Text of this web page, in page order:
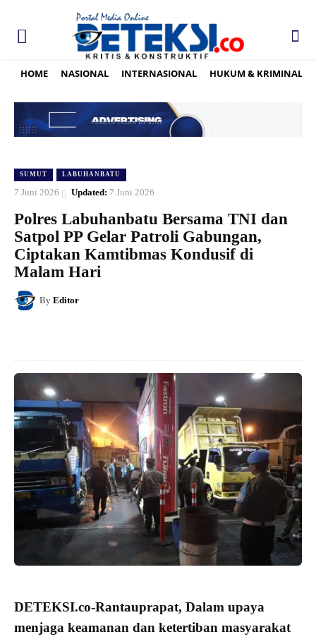
HOME NASIONAL INTERNASIONAL HUKUM & KRIMINAL
SUMUT LABUHANBATU
7 Juni 2026 Updated: 7 Juni 2026
Polres Labuhanbatu Bersama TNI dan
Satpol PP Gelar Patroli Gabungan,
Ciptakan Kamtibmas Kondusif di
Malam Hari
By Editor
DETEKSI.co-Rantauprapat, Dalam upaya
menjaga keamanan dan ketertiban masyarakat